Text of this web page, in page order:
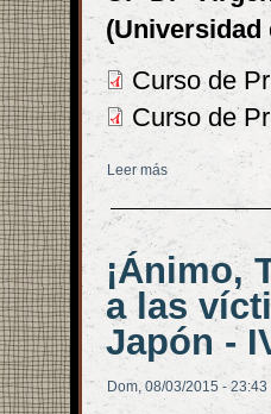
(Universidad
Curso de
Curso de
Leer más sobre Curso
¡Ánimo,
a las
Japón -
Dom, 08/03/2015 - 23:43